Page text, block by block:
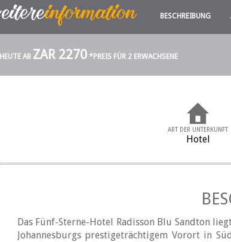
BESCHREIBUNG
HEUTE AB ZAR 2270 *PREIS FÜR 2 ERWACHSENE
ART DER UNTERKUNFT
Hotel
Das Fünf-Sterne-Hotel Radisson Blu Sandton
Johannesburgs prestigeträchtigem Vorort in